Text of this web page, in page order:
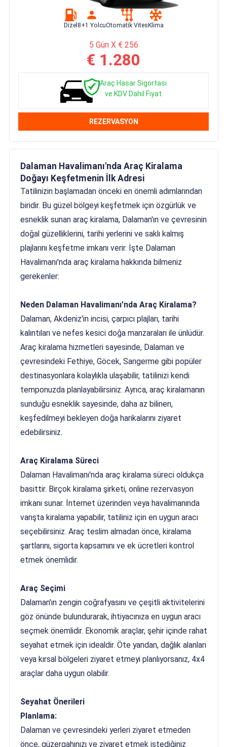
Dizel 8+1 YolcuOtomatik Vites Klima
5 Gün X € 256
€ 1.280
Araç Hasar Sigortası
ve KDV Dahil Fiyat
REZERVASYON
Dalaman Havalimanı'nda Araç Kiralama
Doğayı Keşfetmenin İlk Adresi
Tatilinizin başlamadan önceki en önemli adımlarından
biridir. Bu güzel bölgeyi keşfetmek için özgürlük ve
esneklik sunan araç kiralama, Dalaman'ın ve çevresinin
doğal güzelliklerini, tarihi yerlerini ve saklı kalmış
plajlarını keşfetme imkanı verir. İşte Dalaman
Havalimanı'nda araç kiralama hakkında bilmeniz
gerekenler:
Neden Dalaman Havalimanı'nda Araç Kiralama?
Dalaman, Akdeniz'in incisi, çarpıcı plajları, tarihi
kalıntıları ve nefes kesici doğa manzaraları ile ünlüdür.
Araç kiralama hizmetleri sayesinde, Dalaman ve
çevresindeki Fethiye, Göcek, Sarıgerme gibi popüler
destinasyonlara kolaylıkla ulaşabilir, tatilinizi kendi
temponuzda planlayabilirsiniz. Ayrıca, araç kiralamanın
sunduğu esneklik sayesinde, daha az bilinen,
keşfedilmeyi bekleyen doğa harikalarını ziyaret
edebilirsiniz.
Araç Kiralama Süreci
Dalaman Havalimanı'nda araç kiralama süreci oldukça
basittir. Birçok kiralama şirketi, online rezervasyon
imkanı sunar. İnternet üzerinden veya havalimanında
varışta kiralama yapabilir, tatiliniz için en uygun aracı
seçebilirsiniz. Araç teslim almadan önce, kiralama
şartlarını, sigorta kapsamını ve ek ücretleri kontrol
etmek önemlidir.
Araç Seçimi
Dalaman'ın zengin coğrafyasını ve çeşitli aktivitelerini
göz önünde bulundurarak, ihtiyacınıza en uygun aracı
seçmek önemlidir. Ekonomik araçlar, şehir içinde rahat
seyahat etmek için idealdir. Öte yandan, dağlık alanları
veya kırsal bölgeleri ziyaret etmeyi planlıyorsanız, 4x4
araçlar daha uygun olabilir.
Seyahat Önerileri
Planlama:
Dalaman ve çevresindeki yerleri ziyaret etmeden
önce, güzergahınızı ve ziyaret etmek istediğiniz